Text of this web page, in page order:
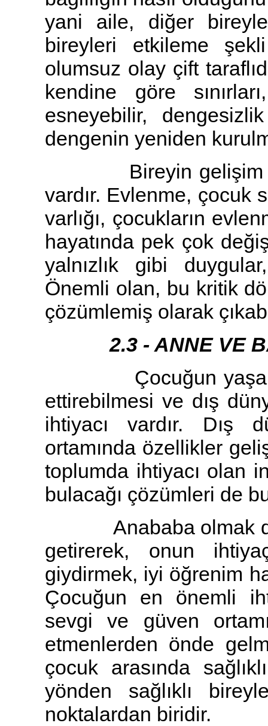
yani aile, diğer
bireyleri etkileme
olumsuz olay çift
kendine göre
esneyebilir,
dengenin yeniden
Bireyin gelişim
vardır. Evlenme, çocuk
varlığı, çocukların
hayatında pek çok
yalnızlık gibi
Önemli olan, bu kritik
çözümlemiş olarak
2.3 - ANNE VE
Çocuğun
ettirebilmesi ve dış
ihtiyacı vardır. Dış
ortamında özellikler
toplumda ihtiyacı olan
bulacağı çözümleri de
Anababa olmak
getirerek, onun
giydirmek, iyi öğrenim
Çocuğun en önemli
sevgi ve güven
etmenlerden önde
çocuk arasında
yönden sağlıklı
noktalardan biridir.